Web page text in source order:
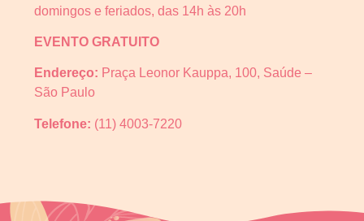
domingos e feriados, das 14h às 20h
EVENTO GRATUITO
Endereço: Praça Leonor Kauppa, 100, Saúde –
São Paulo
Telefone: (11) 4003-7220